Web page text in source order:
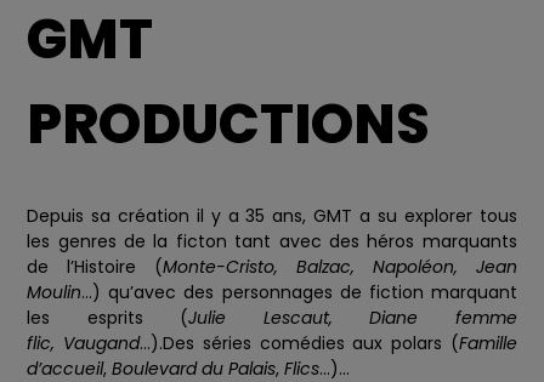
GMT
PRODUCTIONS
Depuis sa création il y a 35 ans, GMT a su explorer tous
les genres de la ficton tant avec des héros marquants
de l’Histoire (Monte-Cristo, Balzac, Napoléon, Jean
Moulin…) qu’avec des personnages de fiction marquant
les esprits (Julie Lescaut, Diane femme
flic, Vaugand…).Des séries comédies aux polars (Famille
d’accueil,Boulevard du Palais,Flics…)...